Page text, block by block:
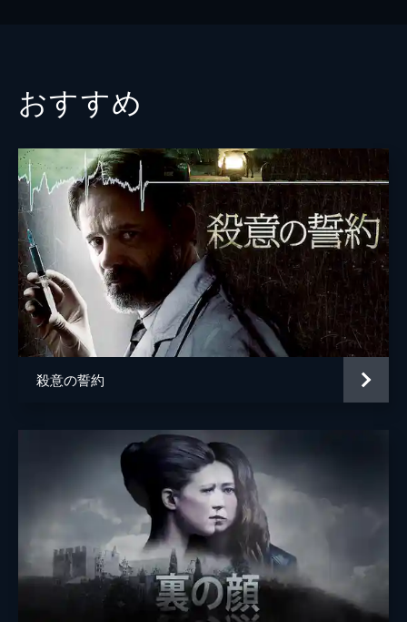
音楽
製作 パスカル・コシュトゥー
グレゴワール・ソルラ
おすすめ
殺意の誓約